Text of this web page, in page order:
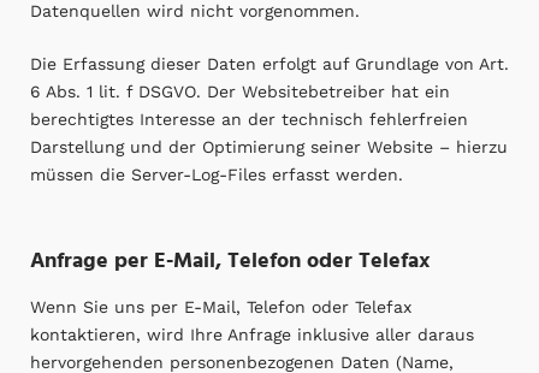
Datenquellen wird nicht vorgenommen.
Die Erfassung dieser Daten erfolgt auf Grundlage von Art.
6 Abs. 1 lit. f DSGVO. Der Websitebetreiber hat ein
berechtigtes Interesse an der technisch fehlerfreien
Darstellung und der Optimierung seiner Website – hierzu
müssen die Server-Log-Files erfasst werden.
Anfrage per E-Mail, Telefon oder Telefax
Wenn Sie uns per E-Mail, Telefon oder Telefax
kontaktieren, wird Ihre Anfrage inklusive aller daraus
hervorgehenden personenbezogenen Daten (Name,